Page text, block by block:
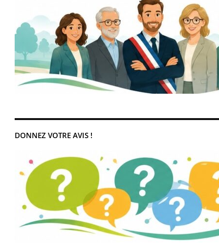
DONNEZ VOTRE AVIS !